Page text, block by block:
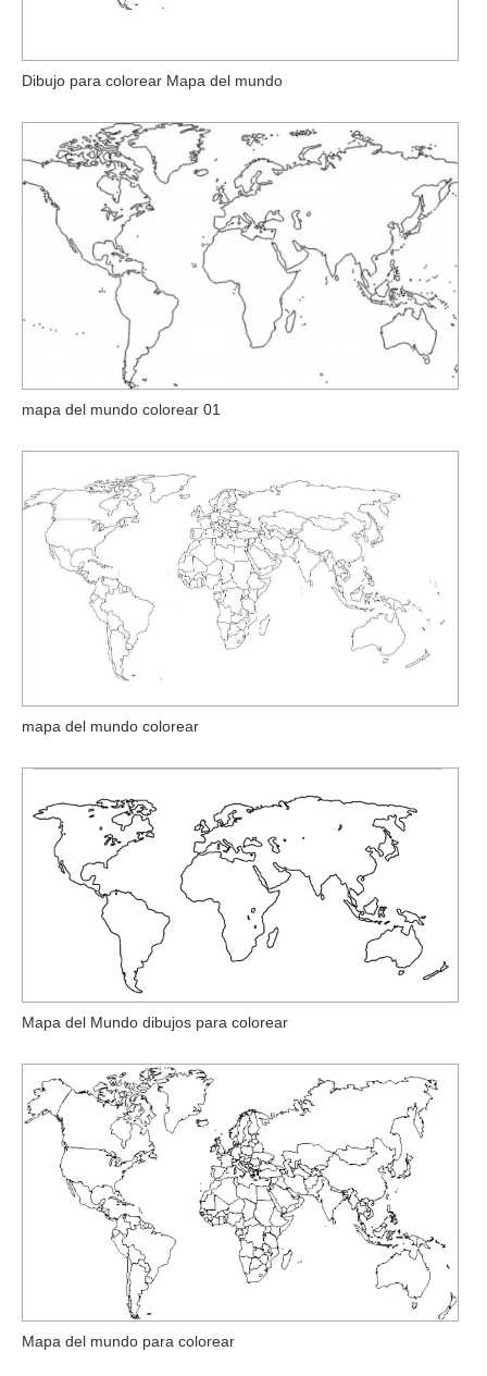
Dibujo para colorear Mapa del mundo
mapa del mundo colorear 01
mapa del mundo colorear
Mapa del Mundo dibujos para colorear
Mapa del mundo para colorear